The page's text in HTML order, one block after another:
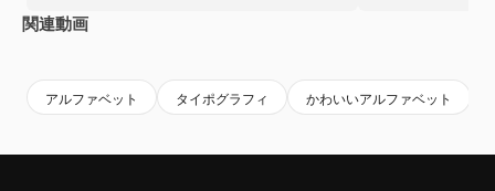
関連動画
アルファベット タイポグラフィ かわいいアルファベット